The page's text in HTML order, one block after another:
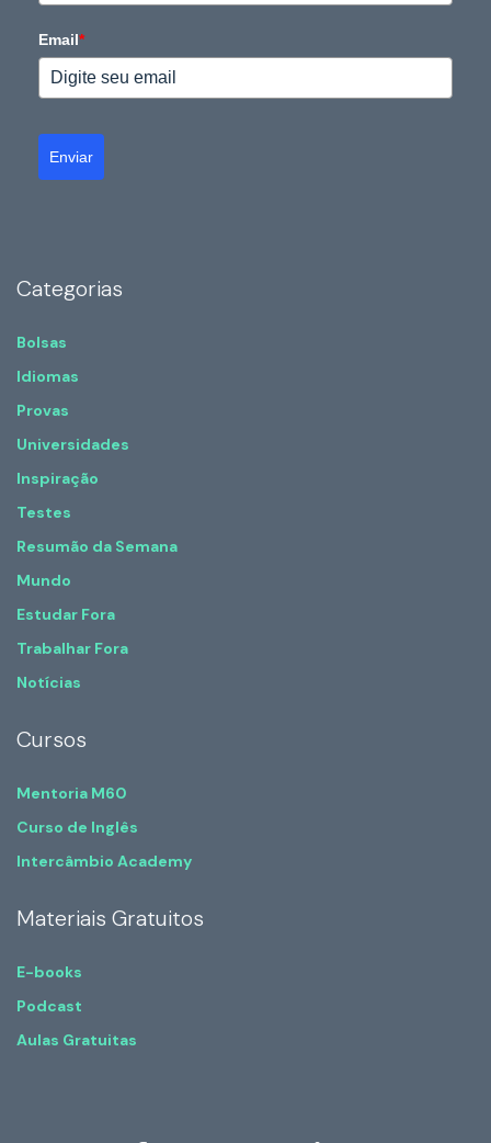
Email*
Enviar
Categorias
Bolsas
Idiomas
Provas
Universidades
Inspiração
Testes
Resumão da Semana
Mundo
Estudar Fora
Trabalhar Fora
Notícias
Cursos
Mentoria M60
Curso de Inglês
Intercâmbio Academy
Materiais Gratuitos
E-books
Podcast
Aulas Gratuitas